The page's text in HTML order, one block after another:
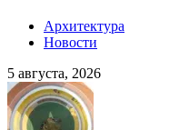
Архитектура
Новости
5 августа, 2026